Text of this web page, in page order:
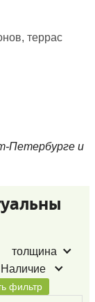
террас
Петербурге и
толщина
Наличие
фильтр